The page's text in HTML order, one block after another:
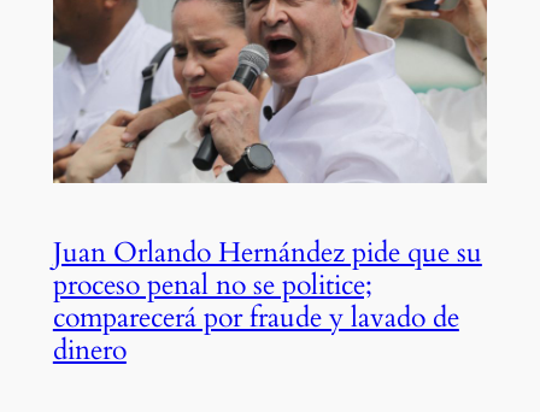
Juan Orlando Hernández pide que su
proceso penal no se politice;
comparecerá por fraude y lavado de
dinero